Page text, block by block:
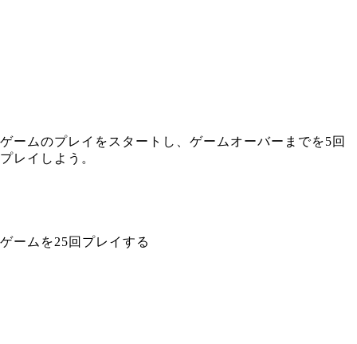
ゲームのプレイをスタートし、ゲームオーバーまでを5回
プレイしよう。
ゲームを25回プレイする